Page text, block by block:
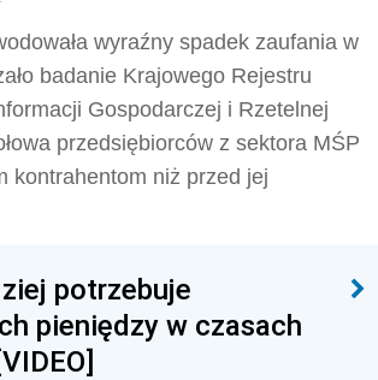
wyraźny spadek zaufania w
badanie Krajowego Rejestru
Gospodarczej i Rzetelnej
przedsiębiorców z sektora MŚP
kontrahentom niż przed jej
potrzebuje
pieniędzy w czasach